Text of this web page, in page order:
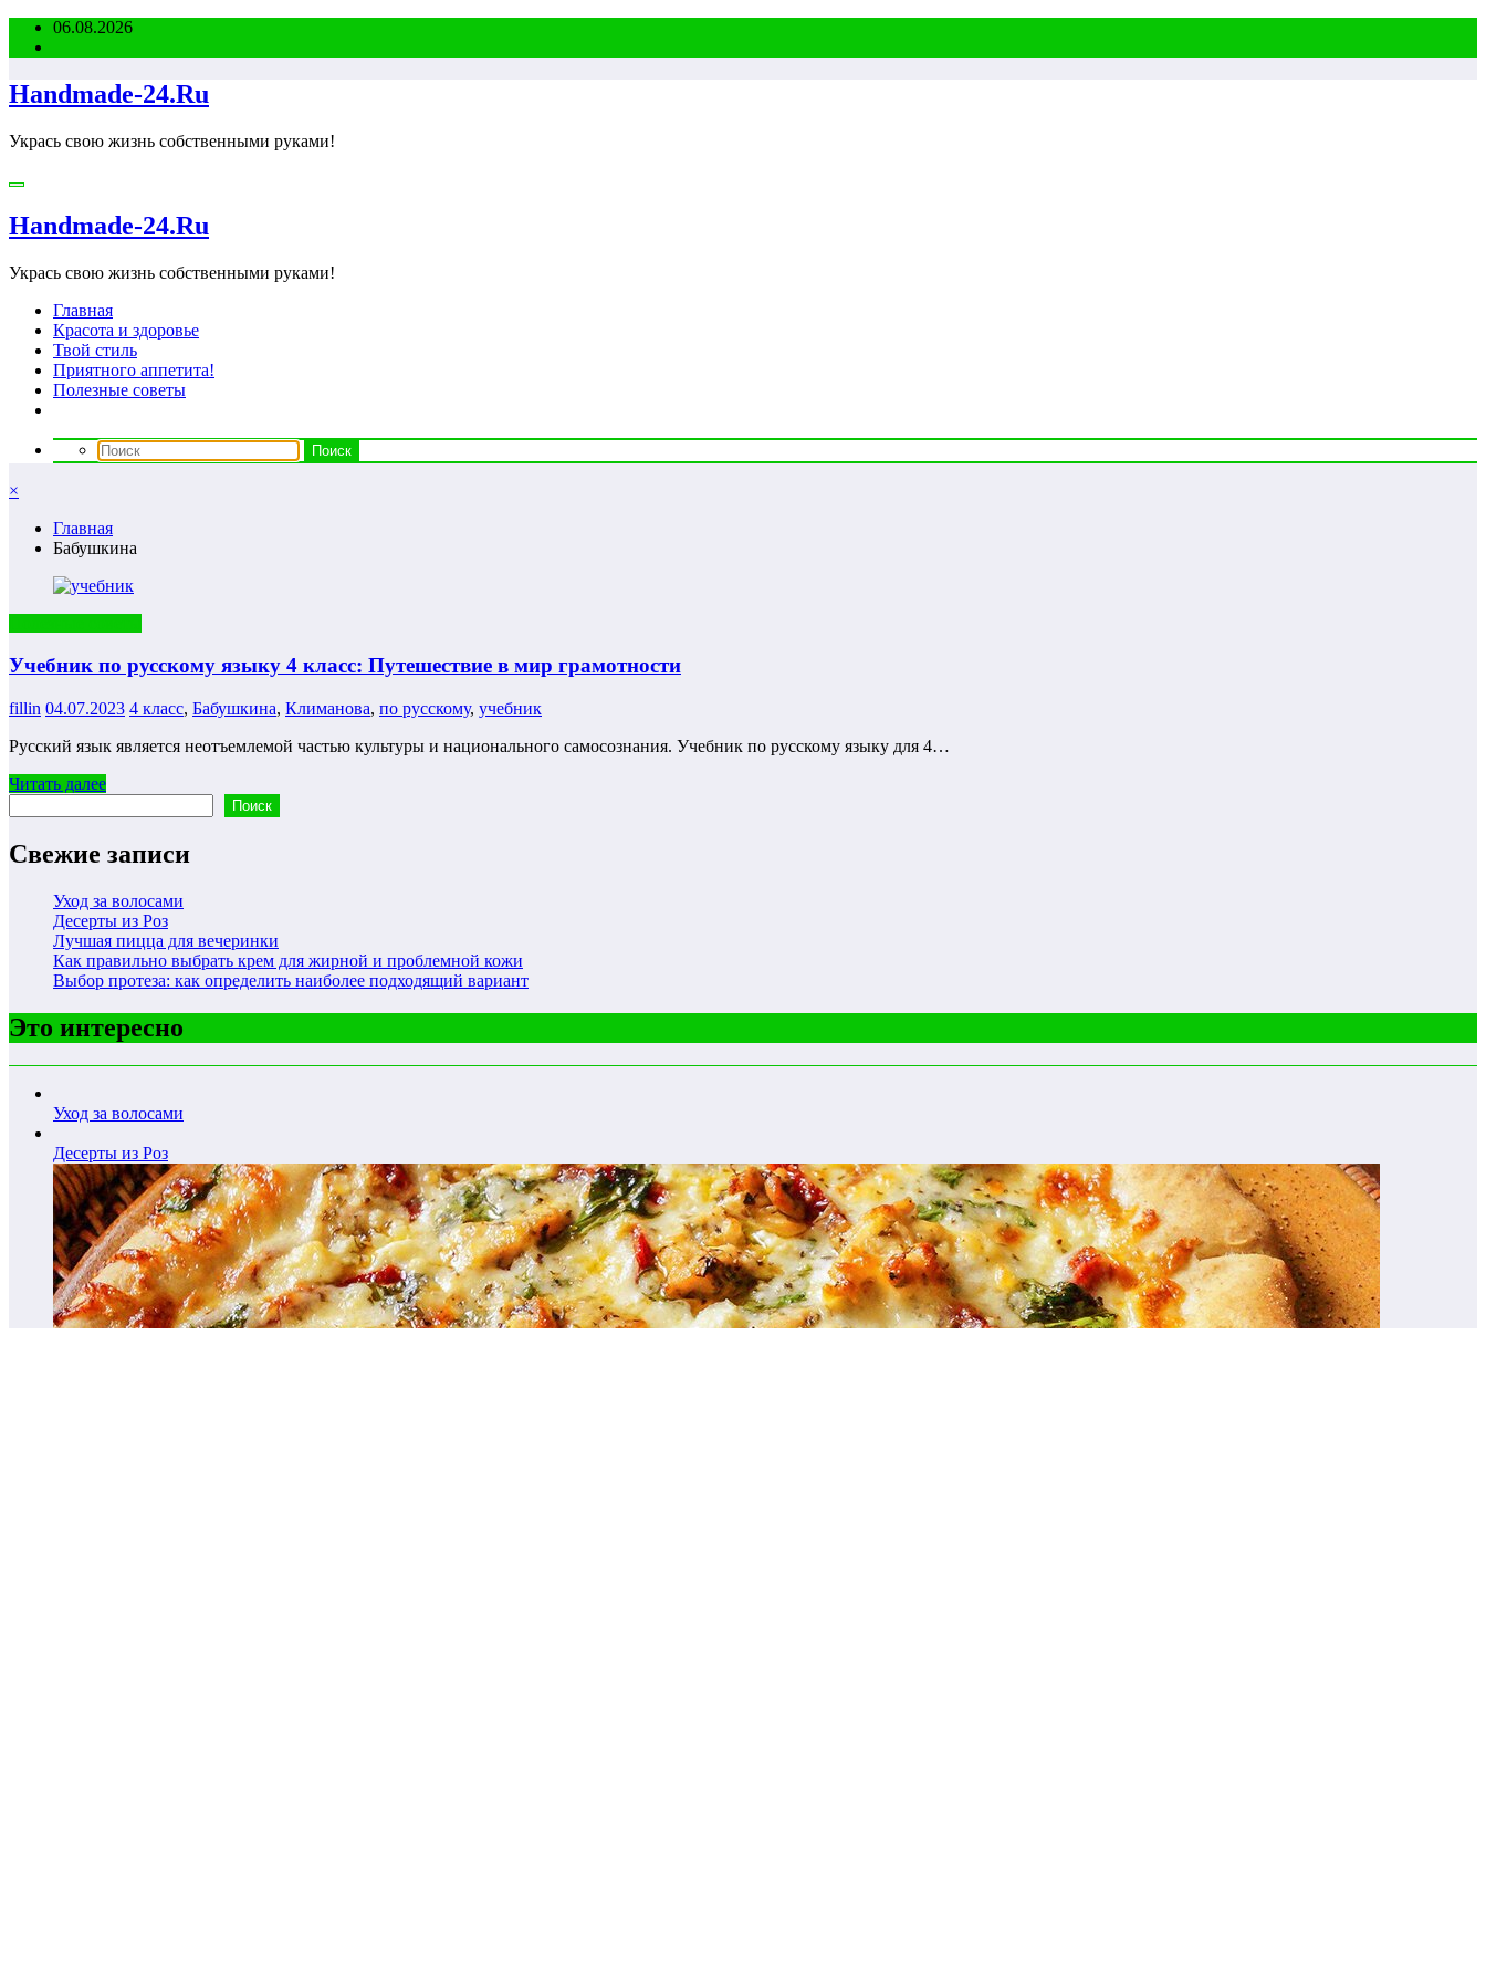
Перейти06.08.2026
Handmade-24.Ru
Укрась свою жизнь собственными руками!
Handmade-24.Ru
Укрась свою жизнь собственными руками!
Главная
Красота и здоровье
Твой стиль
Приятного аппетита!
Полезные советы
×
Главная
Бабушкина
Учебник по русскому языку 4 класс: Путешествие в мир грамотности
fillin 04.07.2023 4 класс, Бабушкина, Климанова, по русскому, учебник
Русский язык является неотъемлемой частью культуры и национального самосознания. Учебник по русскому языку для 4…
Читать далее
Поиск
Свежие записи
Уход за волосами
Десерты из Роз
Лучшая пицца для вечеринки
Как правильно выбрать крем для жирной и проблемной кожи
Выбор протеза: как определить наиболее подходящий вариант
Это интересно
Уход за волосами
Десерты из Роз